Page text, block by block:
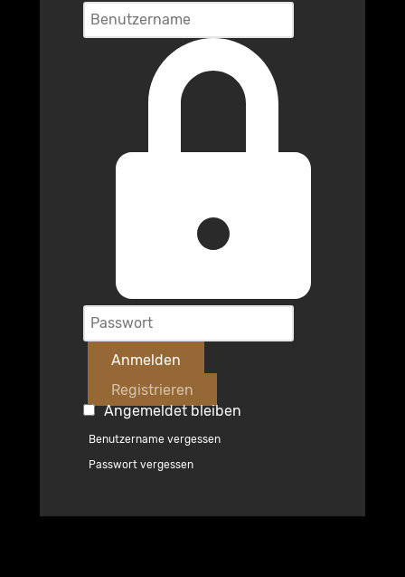
Anmelden
Registrieren
Angemeldet bleiben
Benutzername vergessen
Passwort vergessen